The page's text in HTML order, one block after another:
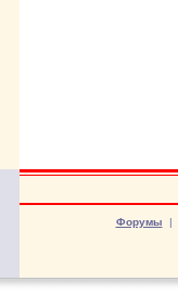
Форумы |